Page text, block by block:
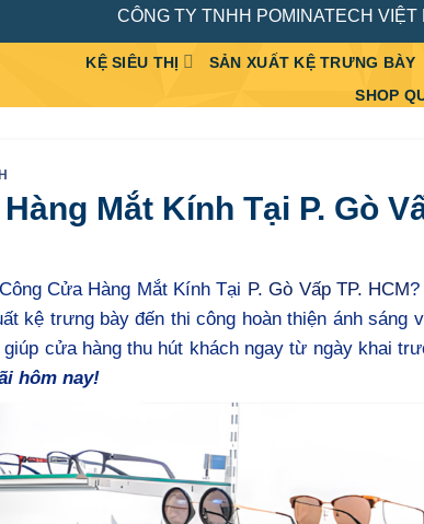
CÔNG TY TNHH POMINATECH VIỆT
KỆ SIÊU THỊ SẢN XUẤT KỆ TRƯNG BÀY
SHOP
Mắt Kính Tại P. Gò
Cửa Hàng Mắt Kính Tại P. Gò Vấp TP. HCM?
kệ trưng bày đến thi công hoàn thiện ánh sáng
cửa hàng thu hút khách ngay từ ngày khai
hôm nay!